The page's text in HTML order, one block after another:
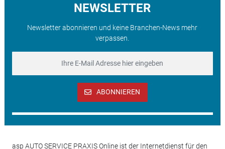
NEWSLETTER
Newsletter abonnieren und keine Branchen-News mehr
verpassen.
ABONNIEREN
asp AUTO SERVICE PRAXIS Online ist der Internetdienst für den